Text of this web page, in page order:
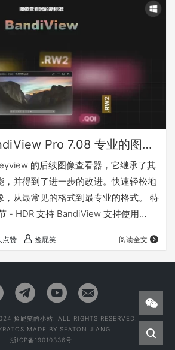
Win软件：BandiView Pro 7.08 专业的图片照片查看器
的后续图像查看器，它继承了其
，并得到了进一步的改进。快速轻松地
，从最常见的格式到最专业的格式。 特
- HDR 支持 BandiView 支持使用
对 BandiView 的真正作用的完整体
式 BandiView 可以将多个图像显示为
持 不仅支持多…
点赞 捡屁笑 阅读全文
捡屁笑的小站. ALL RIGHTS RESERVED.
MADE BY SEATON JIANG
浙ICP备19010336号